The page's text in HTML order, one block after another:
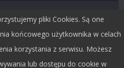
pliki Cookies. Są one
końcowego użytkownika w celach
korzystania z serwisu. Możesz
lub dostępu do cookie w